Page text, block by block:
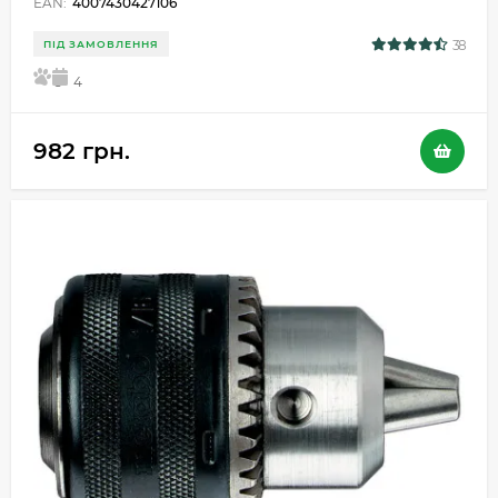
ПІД ЗАМОВЛЕННЯ 38
5 4
982 грн.